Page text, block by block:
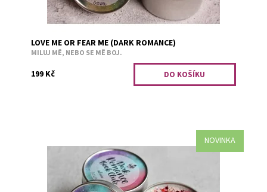
LOVE ME OR FEAR ME (DARK ROMANCE)
MILUJ MĚ, NEBO SE MĚ BOJ.
199 Kč
NOVINKA
Vůně červeného vína.
Předobjednávka
3440